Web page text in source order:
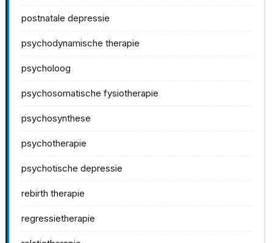
postnatale depressie
psychodynamische therapie
psycholoog
psychosomatische fysiotherapie
psychosynthese
psychotherapie
psychotische depressie
rebirth therapie
regressietherapie